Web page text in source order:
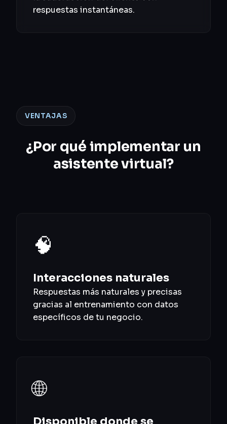
respuestas instantáneas.
VENTAJAS
¿Por qué implementar un
asistente virtual?
🧠
Interacciones naturales
Respuestas más naturales y precisas
gracias al entrenamiento con datos
específicos de tu negocio.
🌐